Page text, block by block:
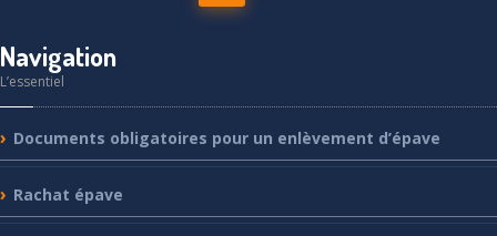
Navigation
L’essentiel
Documents obligatoires pour un enlèvement d’épave
Rachat épave